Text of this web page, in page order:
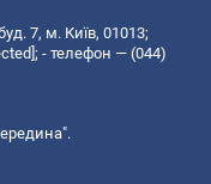
7, м. Київ, 01013;
; - телефон — (044)